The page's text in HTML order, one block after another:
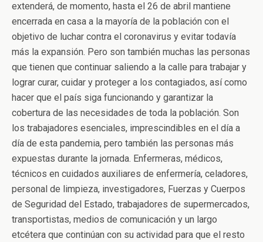
extenderá, de momento, hasta el 26 de abril mantiene
encerrada en casa a la mayoría de la población con el
objetivo de luchar contra el coronavirus y evitar todavía
más la expansión. Pero son también muchas las personas
que tienen que continuar saliendo a la calle para trabajar y
lograr curar, cuidar y proteger a los contagiados, así como
hacer que el país siga funcionando y garantizar la
cobertura de las necesidades de toda la población. Son
los trabajadores esenciales, imprescindibles en el día a
día de esta pandemia, pero también las personas más
expuestas durante la jornada. Enfermeras, médicos,
técnicos en cuidados auxiliares de enfermería, celadores,
personal de limpieza, investigadores, Fuerzas y Cuerpos
de Seguridad del Estado, trabajadores de supermercados,
transportistas, medios de comunicación y un largo
etcétera que continúan con su actividad para que el resto